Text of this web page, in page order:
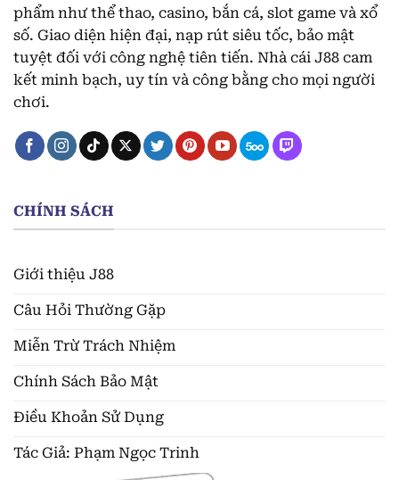
phẩm như thể thao, casino, bắn cá, slot game và xổ
số. Giao diện hiện đại, nạp rút siêu tốc, bảo mật
tuyệt đối với công nghệ tiên tiến. Nhà cái J88 cam
kết minh bạch, uy tín và công bằng cho mọi người
chơi.
CHÍNH SÁCH
Giới thiệu J88
Câu Hỏi Thường Gặp
Miễn Trừ Trách Nhiệm
Chính Sách Bảo Mật
Điều Khoản Sử Dụng
Tác Giả: Phạm Ngọc Trinh